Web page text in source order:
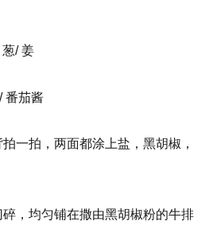
葱/ 姜
番茄酱
一拍，两面都涂上盐，黑胡椒，
，均匀铺在撒由黑胡椒粉的牛排